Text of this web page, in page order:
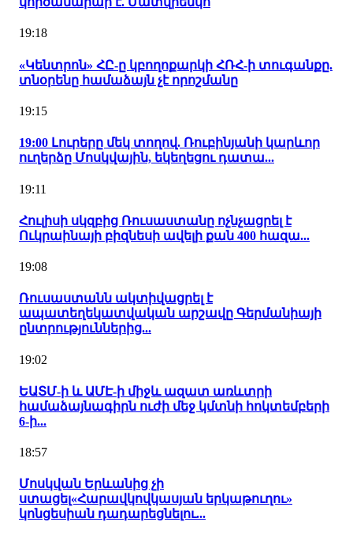
19:18
«Կենտրոն» ՀԸ-ը կբողոքարկի ՀՌՀ-ի տուգանքը.
տնօրենը համաձայն չէ որոշմանը
19:15
19:00 Լուրերը մեկ տողով. Ռուբինյանի կարևոր
ուղերձը Մոսկվային, եկեղեցու դատա...
19:11
Հուլիսի սկզբից Ռուսաստանը ոչնչացրել է
Ուկրաինայի բիզնեսի ավելի քան 400 հազա...
19:08
Ռուսաստանն ակտիվացրել է
ապատեղեկատվական արշավը Գերմանիայի
ընտրություններից...
19:02
ԵԱՏՄ-ի և ԱՄԷ-ի միջև ազատ առևտրի
համաձայնագիրն ուժի մեջ կմտնի հոկտեմբերի
6-ի...
18:57
Մոսկվան Երևանից չի
ստացել«Հարավկովկասյան երկաթուղու»
կոնցեսիան դադարեցնելու...